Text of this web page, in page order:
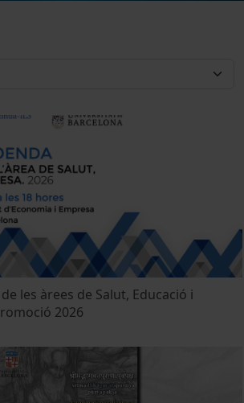
les àrees de Salut, Educació i
2026